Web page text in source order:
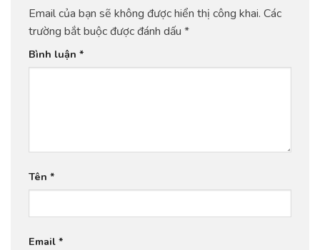
Email của bạn sẽ không được hiển thị công khai. Các
trường bắt buộc được đánh dấu *
Bình luận *
Tên *
Email *